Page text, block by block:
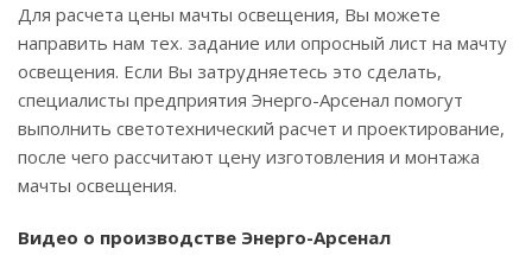
Для расчета цены мачты освещения, Вы можете
направить нам тех. задание или опросный лист на мачту
освещения. Если Вы затрудняетесь это сделать,
специалисты предприятия Энерго-Арсенал помогут
выполнить светотехнический расчет и проектирование,
после чего рассчитают цену изготовления и монтажа
мачты освещения.
Видео о производстве Энерго-Арсенал